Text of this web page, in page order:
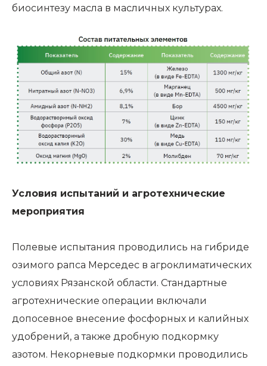
биосинтезу масла в масличных культурах.
Условия испытаний и агротехнические
мероприятия
Полевые испытания проводились на гибриде
озимого рапса Мерседес в агроклиматических
условиях Рязанской области. Стандартные
агротехнические операции включали
допосевное внесение фосфорных и калийных
удобрений, а также дробную подкормку
азотом. Некорневые подкормки проводились